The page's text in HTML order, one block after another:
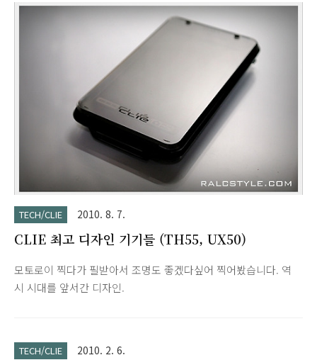
TECH/CLIE 2010. 8. 7.
CLIE 최고 디자인 기기들 (TH55, UX50)
모토로이 찍다가 필받아서 조명도 좋겠다싶어 찍어봤습니다. 역
시 시대를 앞서간 디자인.
TECH/CLIE 2010. 2. 6.